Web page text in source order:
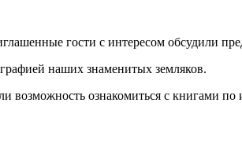
гости с интересом обсудили
наших знаменитых земляков.
возможность ознакомиться с книгами